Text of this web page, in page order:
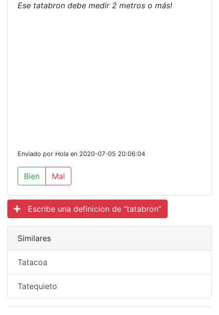
Ese tatabron debe medir 2 metros o más!
Enviado por Hola en 2020-07-05 20:06:04
Bien Mal
Escribe una definicion de “tatabron”
Similares
Tatacoa
Tatequieto